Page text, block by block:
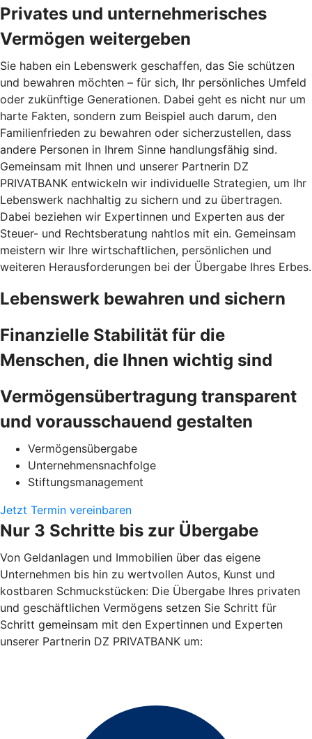
Privates und unternehmerisches
Vermögen weitergeben
Sie haben ein Lebenswerk geschaffen, das Sie schützen
und bewahren möchten – für sich, Ihr persönliches Umfeld
oder zukünftige Generationen. Dabei geht es nicht nur um
harte Fakten, sondern zum Beispiel auch darum, den
Familienfrieden zu bewahren oder sicherzustellen, dass
andere Personen in Ihrem Sinne handlungsfähig sind.
Gemeinsam mit Ihnen und unserer Partnerin DZ
PRIVATBANK entwickeln wir individuelle Strategien, um Ihr
Lebenswerk nachhaltig zu sichern und zu übertragen.
Dabei beziehen wir Expertinnen und Experten aus der
Steuer- und Rechtsberatung nahtlos mit ein. Gemeinsam
meistern wir Ihre wirtschaftlichen, persönlichen und
weiteren Herausforderungen bei der Übergabe Ihres Erbes.
Lebenswerk bewahren und sichern
Finanzielle Stabilität für die
Menschen, die Ihnen wichtig sind
Vermögensübertragung transparent
und vorausschauend gestalten
Vermögensübergabe
Unternehmensnachfolge
Stiftungsmanagement
Jetzt Termin vereinbaren
Nur 3 Schritte bis zur Übergabe
Von Geldanlagen und Immobilien über das eigene
Unternehmen bis hin zu wertvollen Autos, Kunst und
kostbaren Schmuckstücken: Die Übergabe Ihres privaten
und geschäftlichen Vermögens setzen Sie Schritt für
Schritt gemeinsam mit den Expertinnen und Experten
unserer Partnerin DZ PRIVATBANK um: